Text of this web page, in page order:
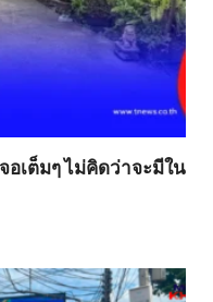
อเต็มๆ ไม่คิดว่าจะมีใน